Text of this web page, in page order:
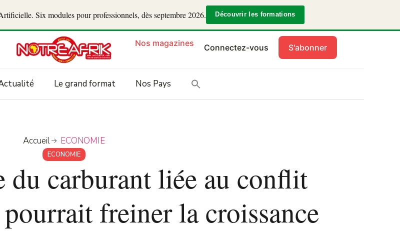
Six modules pour professionnels, dès septembre 2026. Découvrir les formations
Nos magazines Connectez-vous S'abonner
Le grand format Nos Pays
Accueil ECONOMIE
ECONOMIE
carburant liée au conflit
freiner la croissance